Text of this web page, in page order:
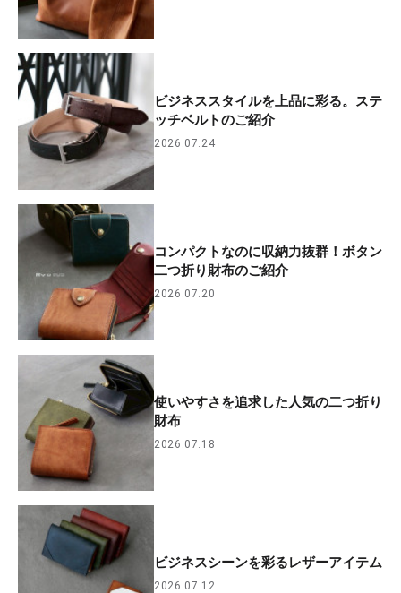
ビジネススタイルを上品に彩る。ステ
ッチベルトのご紹介
2026.07.24
コンパクトなのに収納力抜群！ボタン
二つ折り財布のご紹介
2026.07.20
使いやすさを追求した人気の二つ折り
財布
2026.07.18
ビジネスシーンを彩るレザーアイテム
2026.07.12